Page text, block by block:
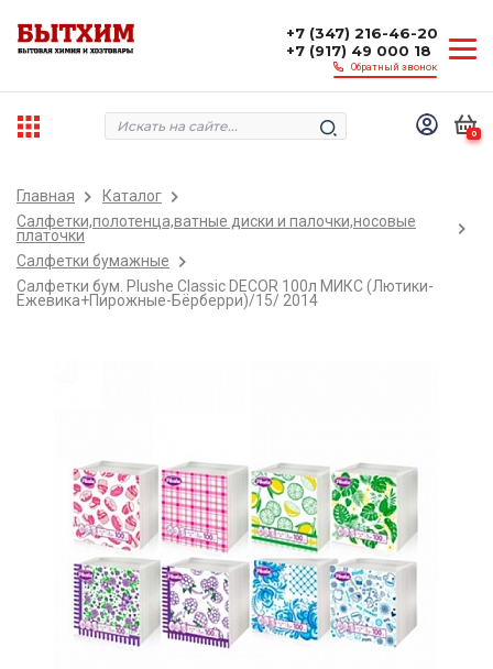
+7 (347) 216-46-20
+7 (917) 49 000 18
Обратный звонок
0
Главная
Каталог
Салфетки,полотенца,ватные диски и палочки,носовые
платочки
Салфетки бумажные
Салфетки бум. Plushe Classic DECOR 100л МИКС (Лютики-
Ежевика+Пирожные-Бёрберри)/15/ 2014